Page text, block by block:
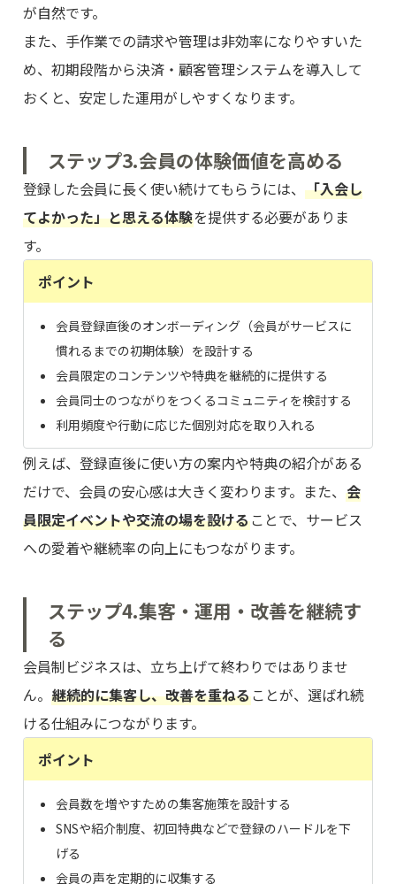
が自然です。
また、手作業での請求や管理は非効率になりやすいた
め、初期段階から決済・顧客管理システムを導入して
おくと、安定した運用がしやすくなります。
ステップ3.会員の体験価値を高める
登録した会員に長く使い続けてもらうには、「入会し
てよかった」と思える体験を提供する必要がありま
す。
ポイント
会員登録直後のオンボーディング（会員がサービスに
慣れるまでの初期体験）を設計する
会員限定のコンテンツや特典を継続的に提供する
会員同士のつながりをつくるコミュニティを検討する
利用頻度や行動に応じた個別対応を取り入れる
例えば、登録直後に使い方の案内や特典の紹介がある
だけで、会員の安心感は大きく変わります。また、会
員限定イベントや交流の場を設けることで、サービス
への愛着や継続率の向上にもつながります。
ステップ4.集客・運用・改善を継続す
る
会員制ビジネスは、立ち上げて終わりではありませ
ん。継続的に集客し、改善を重ねることが、選ばれ続
ける仕組みにつながります。
ポイント
会員数を増やすための集客施策を設計する
SNSや紹介制度、初回特典などで登録のハードルを下
げる
会員の声を定期的に収集する